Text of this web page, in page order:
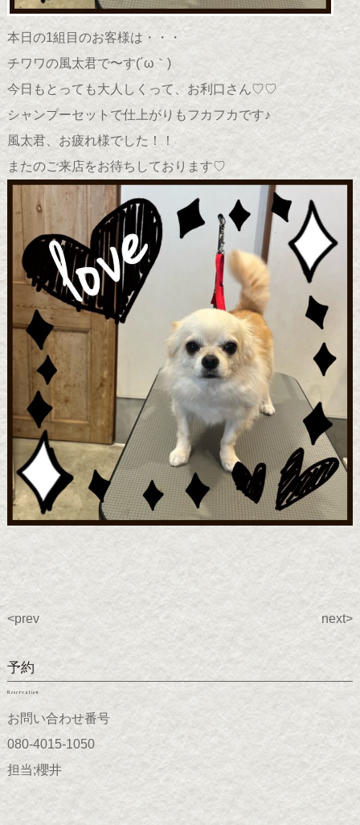
本日の1組目のお客様は・・・
チワワの風太君で〜す(´ω｀ )
今日もとっても大人しくって、お利口さん♡♡
シャンプーセットで仕上がりもフカフカです♪
風太君、お疲れ様でした！！
またのご来店をお待ちしております♡
<prev next>
予約
Reservation
お問い合わせ番号
080-4015-1050
担当;櫻井